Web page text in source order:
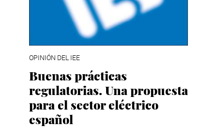
OPINIÓN DEL IEE
Buenas prácticas
regulatorias. Una propuesta
para el sector eléctrico
español